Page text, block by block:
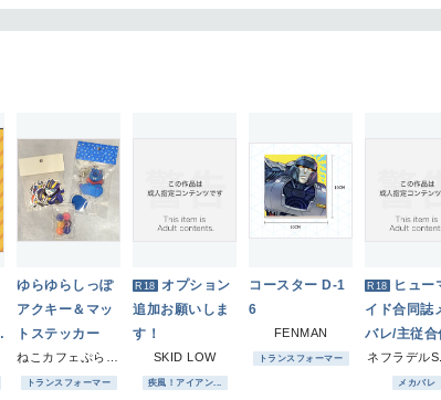
ゆらゆらしっぽ
アクキー＆マッ
トステッカー
トランスフォーマー
R18 オプション
追加お願いしま
す！
SKID LOW
疾風！アイアン...
コースター D-1
6
FENMAN
トランスフォーマー
R18 ヒュー
イド合同誌
バレ/主従合
ネフラデル
メカバレ